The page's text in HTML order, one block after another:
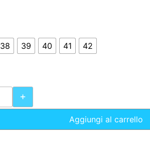
38 39 40 41 42
+
Aggiungi al carrello